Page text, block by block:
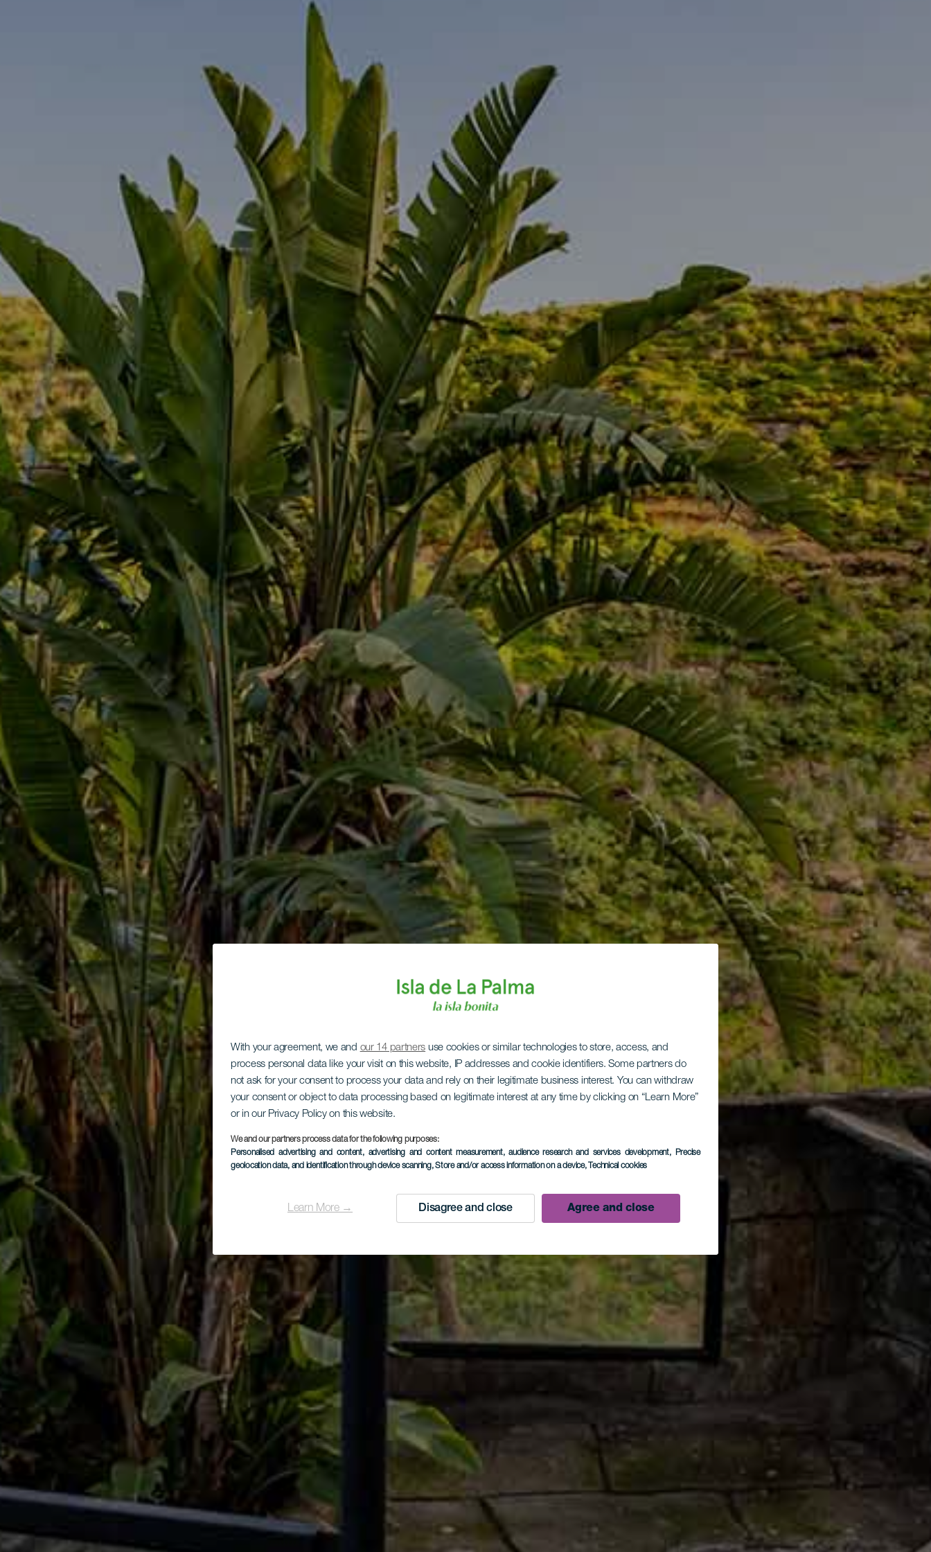
With your agreement, we and our 14 partners use cookies or similar technologies to store, access, and
process personal data like your visit on this website, IP addresses and cookie identifiers. Some partners do
not ask for your consent to process your data and rely on their legitimate business interest. You can withdraw
your consent or object to data processing based on legitimate interest at any time by clicking on “Learn More”
or in our Privacy Policy on this website.
We and our partners process data for the following purposes:
Personalised advertising and content, advertising and content measurement, audience research and services development, Precise
geolocation data, and identification through device scanning, Store and/or access information on a device, Technical cookies
Learn More → Disagree and close Agree and close